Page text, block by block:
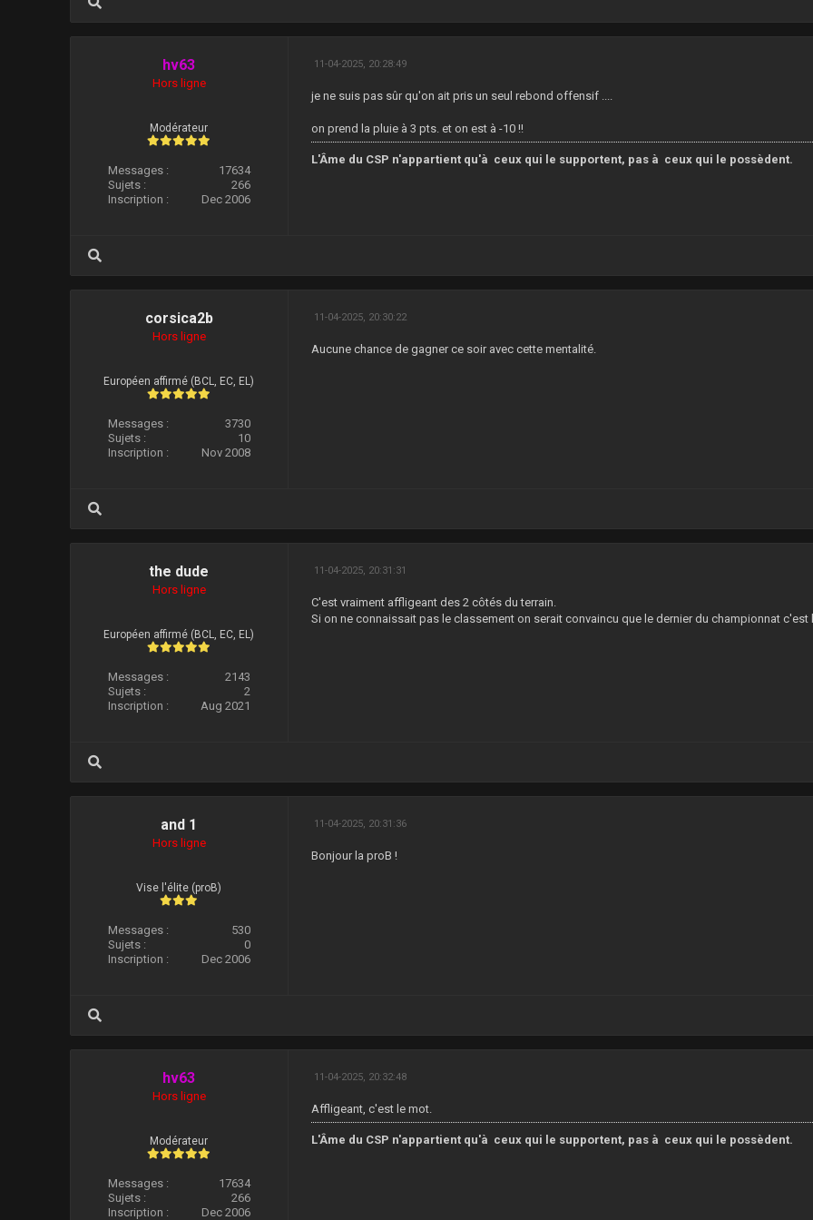
hv63
Hors ligne
Modérateur
Messages :
17634
Sujets :
266
Inscription :
Dec 2006
11-04-2025, 20:28:49
je ne suis pas sûr qu'on ait pris un seul rebond offensif ....
on prend la pluie à 3 pts. et on est à -10 !!
L'Âme du CSP n'appartient qu'à ceux qui le supportent, pas à ceux qui le possèdent.
corsica2b
Hors ligne
Européen affirmé (BCL, EC, EL)
Messages :
3730
Sujets :
10
Inscription :
Nov 2008
11-04-2025, 20:30:22
Aucune chance de gagner ce soir avec cette mentalité.
the dude
Hors ligne
Européen affirmé (BCL, EC, EL)
Messages :
2143
Sujets :
2
Inscription :
Aug 2021
11-04-2025, 20:31:31
C'est vraiment affligeant des 2 côtés du terrain.
Si on ne connaissait pas le classement on serait convaincu que le dernier du championnat c'est
and 1
Hors ligne
Vise l'élite (proB)
Messages :
530
Sujets :
0
Inscription :
Dec 2006
11-04-2025, 20:31:36
Bonjour la proB !
hv63
Hors ligne
Modérateur
Messages :
17634
Sujets :
266
Inscription :
Dec 2006
11-04-2025, 20:32:48
Affligeant, c'est le mot.
L'Âme du CSP n'appartient qu'à ceux qui le supportent, pas à ceux qui le possèdent.